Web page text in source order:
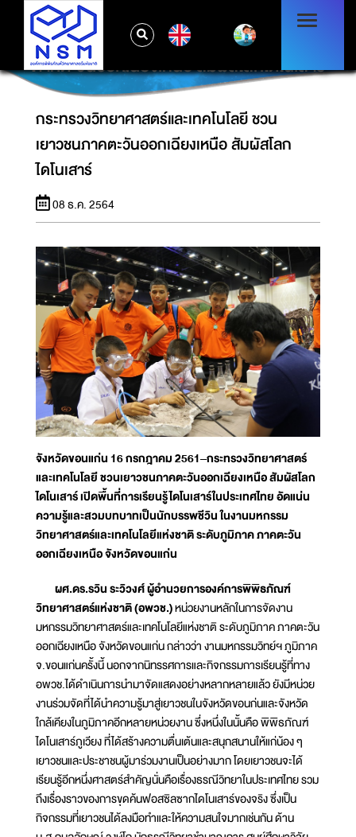
กระทรวงวิทยาศาสตร์และเทคโนโลยี ชวนเยาวชน
ภาคตะวันออกเฉียงเหนือ สัมผัสโลกไดโนเสาร์
กระทรวงวิทยาศาสตร์และเทคโนโลยี ชวน
เยาวชนภาคตะวันออกเฉียงเหนือ สัมผัสโลก
ไดโนเสาร์
08 ธ.ค. 2564
จังหวัดขอนแก่น 16 กรกฎาคม 2561–กระทรวงวิทยาศาสตร์
และเทคโนโลยี ชวนเยาวชนภาคตะวันออกเฉียงเหนือ สัมผัสโลก
ไดโนเสาร์ เปิดพื้นที่การเรียนรู้ไดโนเสาร์ในประเทศไทย อัดแน่น
ความรู้และสวมบทบาทเป็นนักบรรพชีวิน ในงานมหกรรม
วิทยาศาสตร์และเทคโนโลยีแห่งชาติ ระดับภูมิภาค ภาคตะวัน
ออกเฉียงเหนือ จังหวัดขอนแก่น
ผศ.ดร.รวิน ระวิวงศ์ ผู้อำนวยการองค์การพิพิธภัณฑ์
วิทยาศาสตร์แห่งชาติ (อพวช.)หน่วยงานหลักในการจัดงาน
มหกรรมวิทยาศาสตร์และเทคโนโลยีแห่งชาติ ระดับภูมิภาค ภาคตะวัน
ออกเฉียงเหนือ จังหวัดขอนแก่น กล่าวว่า งานมหกรรมวิทย์ฯ ภูมิภาค
จ.ขอนแก่นครั้งนี้ นอกจากนิทรรศการและกิจกรรมการเรียนรู้ที่ทาง
อพวช.ได้ดำเนินการนำมาจัดแสดงอย่างหลากหลายแล้ว ยังมีหน่วย
งานร่วมจัดที่ได้นำความรู้มาสู่เยาวชนในจังหวัดขอนก่นและจังหวัด
ใกล้เคียงในภูมิภาคอีกหลายหน่วยงาน ซึ่งหนึ่งในนั้นคือ พิพิธภัณฑ์
ไดโนเสาร์ภูเวียง ที่ได้สร้างความตื่นเต้นและสนุกสนานให้แก่น้อง ๆ
เยาวชนและประชาชนผู้มาร่วมงานเป็นอย่างมาก โดยเยาวชนจะได้
เรียนรู้อีกหนึ่งศาสตร์สำคัญนั่นคือเรื่องธรณีวิทยาในประเทศไทย รวม
ถึงเรื่องราวของการขุดค้นฟอสซิลซากไดโนเสาร์ของจริง ซึ่งเป็น
กิจกรรมที่เยาวชนได้ลงมือทำและให้ความสนใจมากเช่นกัน ด้าน